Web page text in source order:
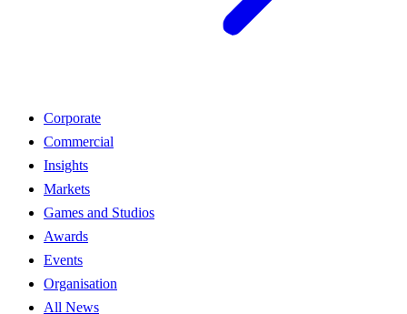
Corporate
Commercial
Insights
Markets
Games and Studios
Awards
Events
Organisation
All News